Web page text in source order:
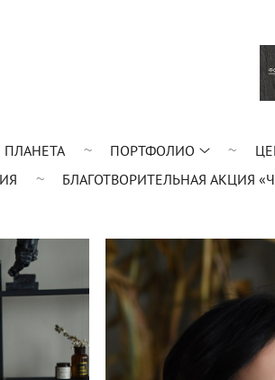
ПОРТФОЛИО
БЛАГОТВОРИТЕЛЬНАЯ АКЦИЯ